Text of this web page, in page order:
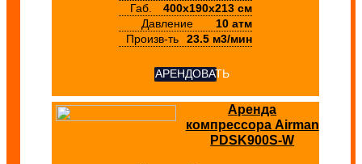
Габ.
400х190х213 см
Давление
10 атм
Произв-ть
23.5 м3/мин
АРЕНДОВАТЬ
Аренда
компрессора Airman
PDSK900S-W